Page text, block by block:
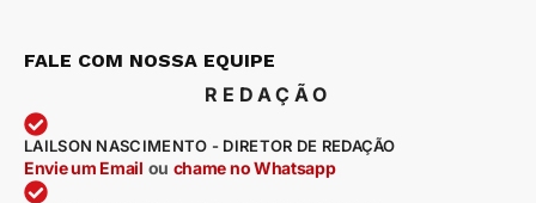
FALE COM NOSSA EQUIPE
REDAÇÃO
LAILSON NASCIMENTO - DIRETOR DE REDAÇÃO
Envie um Email ou chame no Whatsapp